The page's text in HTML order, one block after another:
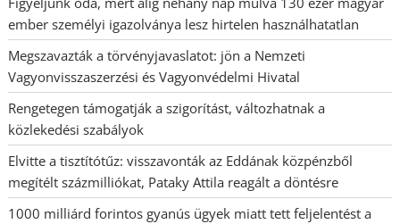
ember személyi igazolványa lesz hirtelen használhatatlan
Megszavazták a törvényjavaslatot: jön a Nemzeti
Vagyonvisszaszerzési és Vagyonvédelmi Hivatal
Rengetegen támogatják a szigorítást, változhatnak a
közlekedési szabályok
Elvitte a tisztítótűz: visszavonták az Eddának közpénzből
megítélt százmilliókat, Pataky Attila reagált a döntésre
1000 milliárd forintos gyanús ügyek miatt tett feljelentést a